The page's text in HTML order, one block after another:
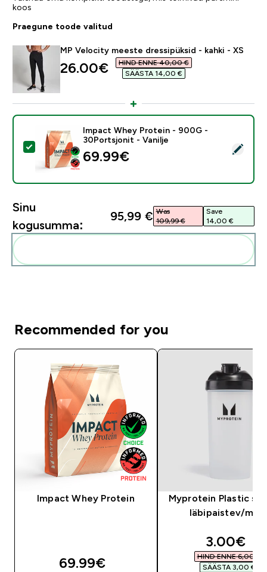
koos
Praegune toode valitud
MP Velocity meeste dressipüksid - kahki - XS
discounted price
26.00€‎
HIND ENNE 40,00 €‎
SÄÄSTA 14,00 €‎
Vali see toode - Impact Whey Protein - 900G -
Impact Whey Protein - 900G -
30Portsjonit - Vanilje
69.99€‎
Sinu
kogusumma:
95,99 €‎ Was
109,99 €‎
Save
14,00 €‎
Recommended for you
Impact Whey Protein
69.99€‎
Myprotein Plastic
läbipaistev/
3.00€‎
HIND ENNE 6,00 €‎
SÄÄSTA 3,00 €‎